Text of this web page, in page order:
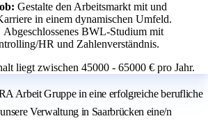
Gestalte den Arbeitsmarkt mit und
in einem dynamischen Umfeld.
Abgeschlossenes BWL-Studium mit
HR und Zahlenverständnis.
liegt zwischen 45000 - 65000 € pro Jahr.
Arbeit Gruppe in eine erfolgreiche berufliche
Verwaltung in Saarbrücken eine/n